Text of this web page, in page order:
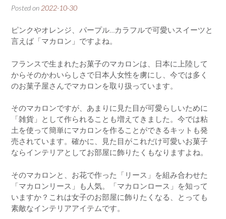
Posted on 2022-10-30
ピンクやオレンジ、パープル…カラフルで可愛いスイーツと
言えば「マカロン」ですよね。
フランスで生まれたお菓子のマカロンは、日本に上陸して
からそのかわいらしさで日本人女性を虜にし、今では多く
のお菓子屋さんでマカロンを取り扱っています。
そのマカロンですが、あまりに見た目が可愛らしいために
「雑貨」として作られることも増えてきました。今では粘
土を使って簡単にマカロンを作ることができるキットも発
売されています。確かに、見た目がこれだけ可愛いお菓子
ならインテリアとしてお部屋に飾りたくもなりますよね。
そのマカロンと、お花で作った「リース」を組み合わせた
「マカロンリース」も人気。「マカロンロース」を知って
いますか？これは女子のお部屋に飾りたくなる、とっても
素敵なインテリアアイテムです。